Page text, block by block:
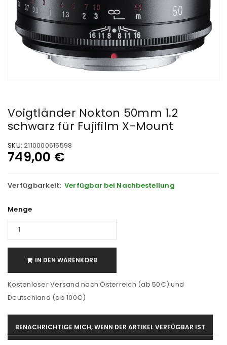
Voigtländer Nokton 50mm 1.2
schwarz für Fujifilm X-Mount
SKU: 2110000615598
749,00 €
Verfügbarkeit: Verfügbar bei Nachbestellung
Menge
IN DEN WARENKORB
Kostenloser Versand nach Österreich (ab 50€) und
Deutschland (ab 100€)
BENACHRICHTIGE MICH, WENN DER ARTIKEL VERFÜGBAR IST